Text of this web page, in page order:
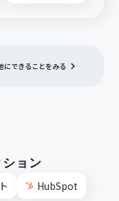
にできることをみる
ョン
HubSpot